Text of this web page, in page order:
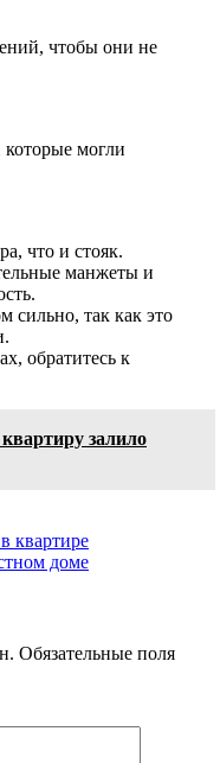
чтобы они не
могли
что и стояк.
манжеты и
сильно, так как это
обратитесь к
залило
квартире
доме
Обязательные поля